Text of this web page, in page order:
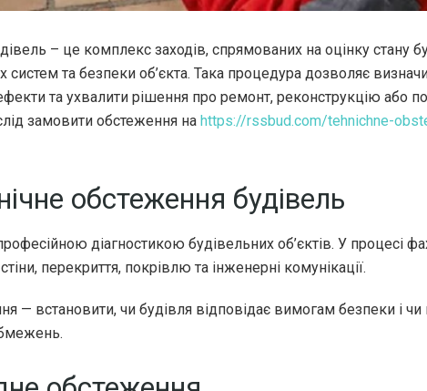
– це комплекс заходів, спрямованих на оцінку стану
систем та безпеки об’єкта. Така процедура дозволяє
та ухвалити рішення про ремонт, реконструкцію або
замовити обстеження на https://rssbud.com/tehnichne-
обстеження будівель
діагностикою будівельних об’єктів. У процесі
перекриття, покрівлю та інженерні комунікації.
— встановити, чи будівля відповідає вимогам безпеки і чи